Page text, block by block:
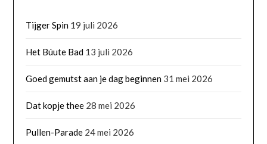
Tijger Spin 19 juli 2026
Het Búute Bad 13 juli 2026
Goed gemutst aan je dag beginnen 31 mei 2026
Dat kopje thee 28 mei 2026
Pullen-Parade 24 mei 2026